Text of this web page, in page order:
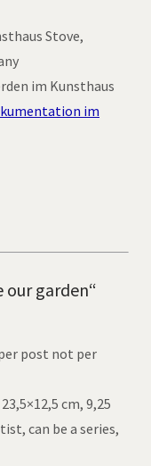
Stove,
im Kunsthaus
im
garden“
post not per
cm, 9,25
can be a series,